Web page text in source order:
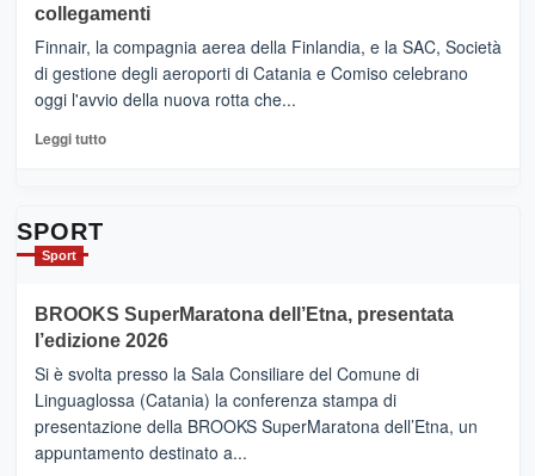
dell’enoturismo
–
Ci
siamo
quasi….
pronti
per
collegamenti
Finnair, la compagnia aerea della Finlandia, e la SAC, Società
di gestione degli aeroporti di Catania e Comiso celebrano
oggi l'avvio della nuova rotta che...
Leggi tuttoLeggi
con
la
Al
via
i
collegamenti
SPORT
Sport
BROOKS SuperMaratona dell’Etna, presentata
l’edizione 2026
Si è svolta presso la Sala Consiliare del Comune di
Linguaglossa (Catania) la conferenza stampa di
presentazione della BROOKS SuperMaratona dell’Etna, un
appuntamento destinato a...